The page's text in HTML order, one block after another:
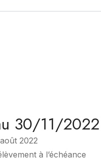
30/11/2022
2022
à l’échéance